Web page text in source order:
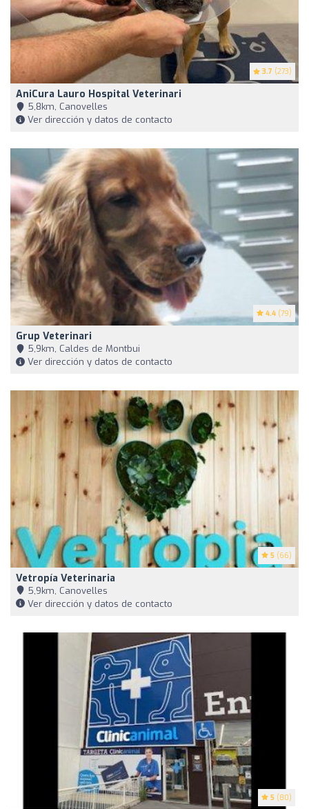
3.7 (273)
AniCura Lauro Hospital Veterinari
5,8km, Canovelles
Ver dirección y datos de contacto
4.4 (79)
Grup Veterinari
5,9km, Caldes de Montbui
Ver dirección y datos de contacto
5 (66)
Vetropía Veterinaria
5,9km, Canovelles
Ver dirección y datos de contacto
5 (80)